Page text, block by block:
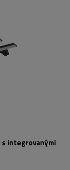
s integrovanými